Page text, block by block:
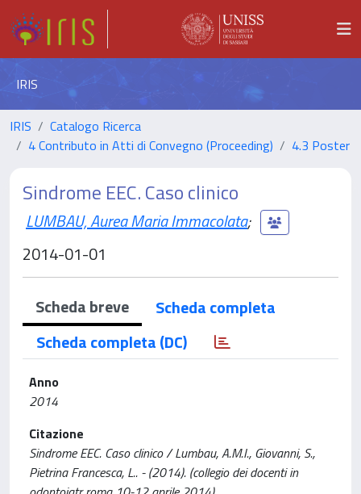
IRIS
IRIS
Catalogo Ricerca
4 Contributo in Atti di Convegno (Proceeding)
4.3 Poster
Sindrome EEC. Caso clinico
LUMBAU, Aurea Maria Immacolata;
2014-01-01
Scheda breve
Scheda completa
Scheda completa (DC)
Anno
2014
Citazione
Sindrome EEC. Caso clinico / Lumbau, A.M.I., Giovanni, S.,
Pietrina Francesca, L.. - (2014). (collegio dei docenti in